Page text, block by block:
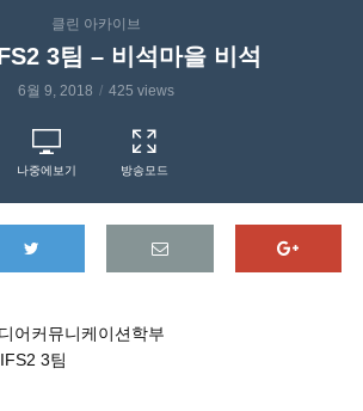
클린 아카이브
3팀 – 비석마을 비석
6월 9, 2018 425 views
나중에보기 방송모드
어커뮤니케이션학부
3팀